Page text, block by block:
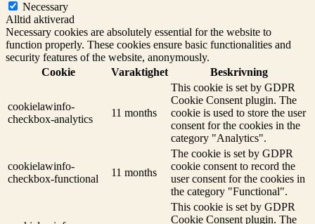
Necessary
Alltid aktiverad
Necessary cookies are absolutely essential for the website to
function properly. These cookies ensure basic functionalities and
security features of the website, anonymously.
Cookie
Varaktighet Beskrivning
cookielawinfo-
checkbox-analytics
11 months
This cookie is set by GDPR
Cookie Consent plugin. The
cookie is used to store the user
consent for the cookies in the
category "Analytics".
cookielawinfo-
checkbox-functional
11 months
The cookie is set by GDPR
cookie consent to record the
user consent for the cookies in
the category "Functional".
This cookie is set by GDPR
Cookie Consent plugin. The